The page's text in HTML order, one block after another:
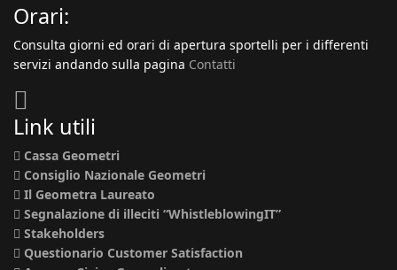
Orari:
Consulta giorni ed orari di apertura sportelli per i differenti
servizi andando sulla pagina Contatti
Link utili
Cassa Geometri
Consiglio Nazionale Geometri
Il Geometra Laureato
Segnalazione di illeciti “WhistleblowingIT”
Stakeholders
Questionario Customer Satisfaction